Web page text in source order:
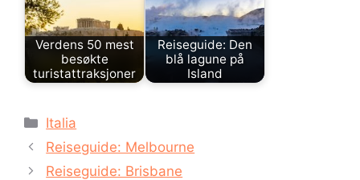
Verdens 50 mest
besøkte
turistattraksjoner
Reiseguide: Den
blå lagune på
Island
Kategorier
Italia
Reiseguide: Melbourne
Reiseguide: Brisbane